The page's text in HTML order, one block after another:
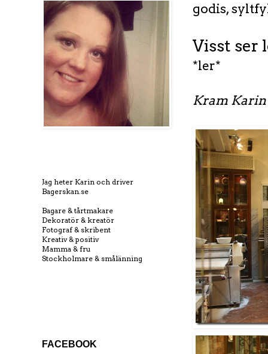
godis,
Visst ser
*ler*
Kram Karin
Jag heter Karin och driver
Bagerskan.se
Bagare & tårtmakare
Dekoratör & kreatör
Fotograf & skribent
Kreativ & positiv
Mamma & fru
Stockholmare & smålänning
FACEBOOK